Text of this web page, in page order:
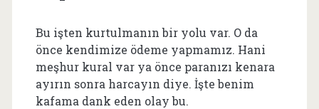
Bu işten kurtulmanın bir yolu var. O da
önce kendimize ödeme yapmamız. Hani
meşhur kural var ya önce paranızı kenara
ayırın sonra harcayın diye. İşte benim
kafama dank eden olay bu.